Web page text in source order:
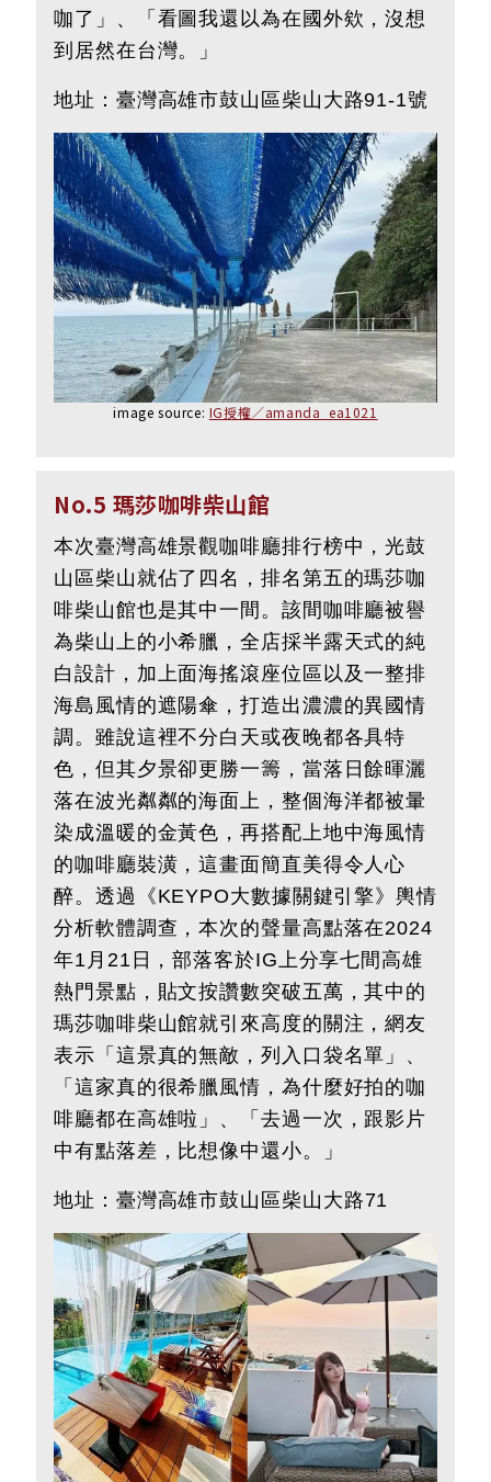
咖了」、「看圖我還以為在國外欸，沒想
到居然在台灣。」
地址：臺灣高雄市鼓山區柴山大路91-1號
image source: IG授權／amanda_ea1021
No.5 瑪莎咖啡柴山館
本次臺灣高雄景觀咖啡廳排行榜中，光鼓
山區柴山就佔了四名，排名第五的瑪莎咖
啡柴山館也是其中一間。該間咖啡廳被譽
為柴山上的小希臘，全店採半露天式的純
白設計，加上面海搖滾座位區以及一整排
海島風情的遮陽傘，打造出濃濃的異國情
調。雖說這裡不分白天或夜晚都各具特
色，但其夕景卻更勝一籌，當落日餘暉灑
落在波光粼粼的海面上，整個海洋都被暈
染成溫暖的金黃色，再搭配上地中海風情
的咖啡廳裝潢，這畫面簡直美得令人心
醉。透過《KEYPO大數據關鍵引擎》輿情
分析軟體調查，本次的聲量高點落在2024
年1月21日，部落客於IG上分享七間高雄
熱門景點，貼文按讚數突破五萬，其中的
瑪莎咖啡柴山館就引來高度的關注，網友
表示「這景真的無敵，列入口袋名單」、
「這家真的很希臘風情，為什麼好拍的咖
啡廳都在高雄啦」、「去過一次，跟影片
中有點落差，比想像中還小。」
地址： 臺灣高雄市鼓山區柴山大路71